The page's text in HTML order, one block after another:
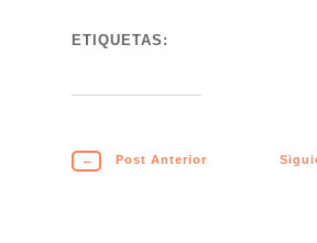
ETIQUETAS:
← Post Anterior